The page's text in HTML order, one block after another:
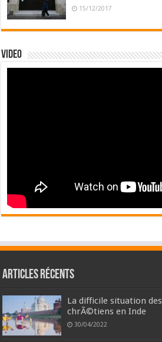
15/12/2017
Video
Articles récents
La difficile situation
chrÃ©tiens en Inde
30/04/2022